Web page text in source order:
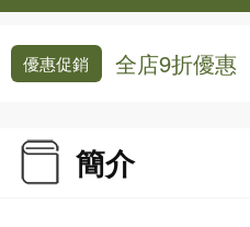
優惠促銷 全店9折優惠
簡介